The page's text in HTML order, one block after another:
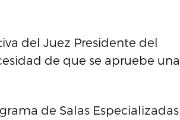
del Juez Presidente del
de que se apruebe una
de Salas Especializadas